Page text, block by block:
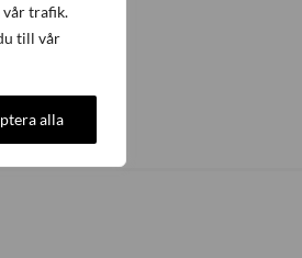
vår trafik.
till vår
alla